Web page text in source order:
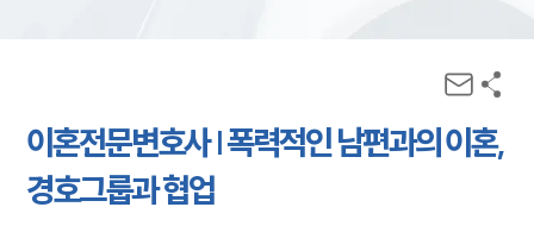
이혼전문변호사 | 폭력적인 남편과의 이혼,
경호그룹과 협업